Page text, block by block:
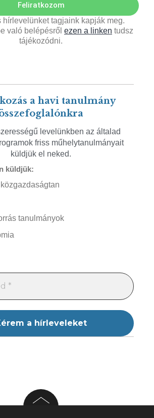
Feliratkozom
hírlevelünket tagjaink kapják meg.
való belépésről ezen a linken tudsz
tájékozódni.
a havi tanulmány
levelünkben az általad
friss műhelytanulmányait
küldjük el neked.
küldjük:
tanulmányok